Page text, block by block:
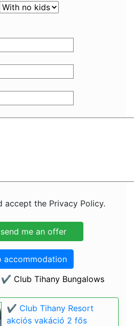
accept the Privacy Policy.
accommodation
✔️ Club Tihany Bungalows
✔️ Club Tihany Resort
akciós vakáció 2 fős